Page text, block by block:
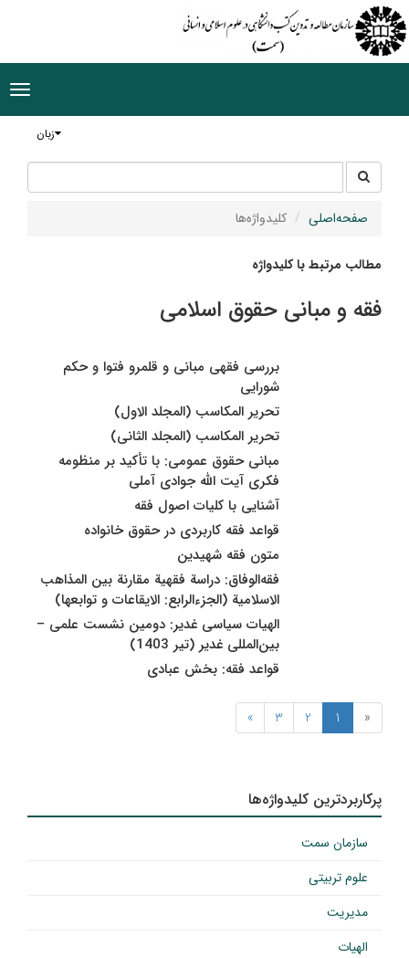
زبان
جستجو
در
سایت
صفحه‌اصلی کلیدواژه‌ها
مطالب مرتبط با کلیدواژه
فقه و مبانی حقوق اسلامی
بررسی فقهی مبانی و قلمرو فتوا و حکم
شورایی
تحریر المکاسب (المجلد الاول)
تحریر المکاسب (المجلد الثانی)
مبانی حقوق عمومی: با تأکید بر منظومه
فکری آیت‌ الله جوادی آملی
آشنایی با کلیات اصول فقه
قواعد فقه کاربردی در حقوق خانواده
متون فقه شهیدین
فقه‌الوفاق: دراسة فقهیة مقارنة بین‌ المذاهب
الاسلامیة (الجزءالرابع: الایقاعات و توابعها)
الهیات سیاسی غدیر: دومین نشست علمی –
بین‌المللی غدیر (تیر 1403)
قواعد فقه: بخش عبادی
«
1
2
3
»
پرکاربردترین کلیدواژه‌ها
سازمان سمت
علوم تربیتی
مدیریت
الهیات